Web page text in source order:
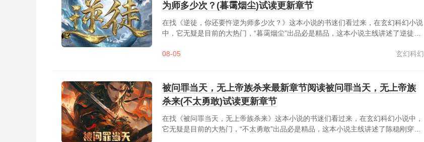
为师多少次？(暮霭烟尘)试读更新章节
在找《逆徒，你还要忤逆为师多少次？》这本小说的书迷们看过来，在玄幻科幻小说
中，它无疑是目前的大热门，“暮霭烟尘”出品必是精品，这本小说主线讲述了逆徒，
次了师尊......
玄幻科幻
08-05
被问罪当天，无上帝族杀来最新章节阅读被问罪当天，无上帝族
杀来(不太勇敢)试读更新章节
在找《被问罪当天，无上帝族杀来》这本小说的书迷们看过来，在玄幻科幻小说中，
它无疑是目前的大热门，“不太勇敢”出品必是精品，这本小说主线讲述了陈稳刚穿越